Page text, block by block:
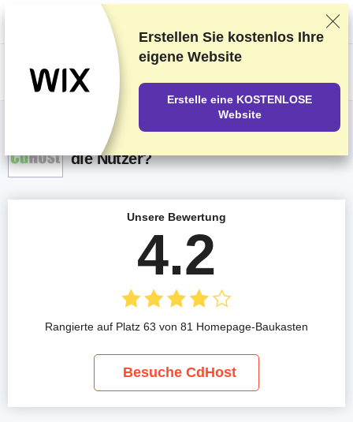
Wir bewerten die Anbieter auf Grundlage strenger Tests und Bewertungen,
berücksichtigen aber auch Dein Feedback und unsere geschäftlichen
Vereinbarungen mit den Anbietern.Diese Seite enthält Affiliate-Links.
CdHost Erhafungen 2026 – Was sagen
die Nutzer?
Unsere Bewertung
4.2
Rangierte auf Platz 63 von 81 Homepage-Baukasten
Besuche CdHost
Erstellen Sie kostenlos Ihre
eigene Website
Erstelle eine KOSTENLOSE
Website